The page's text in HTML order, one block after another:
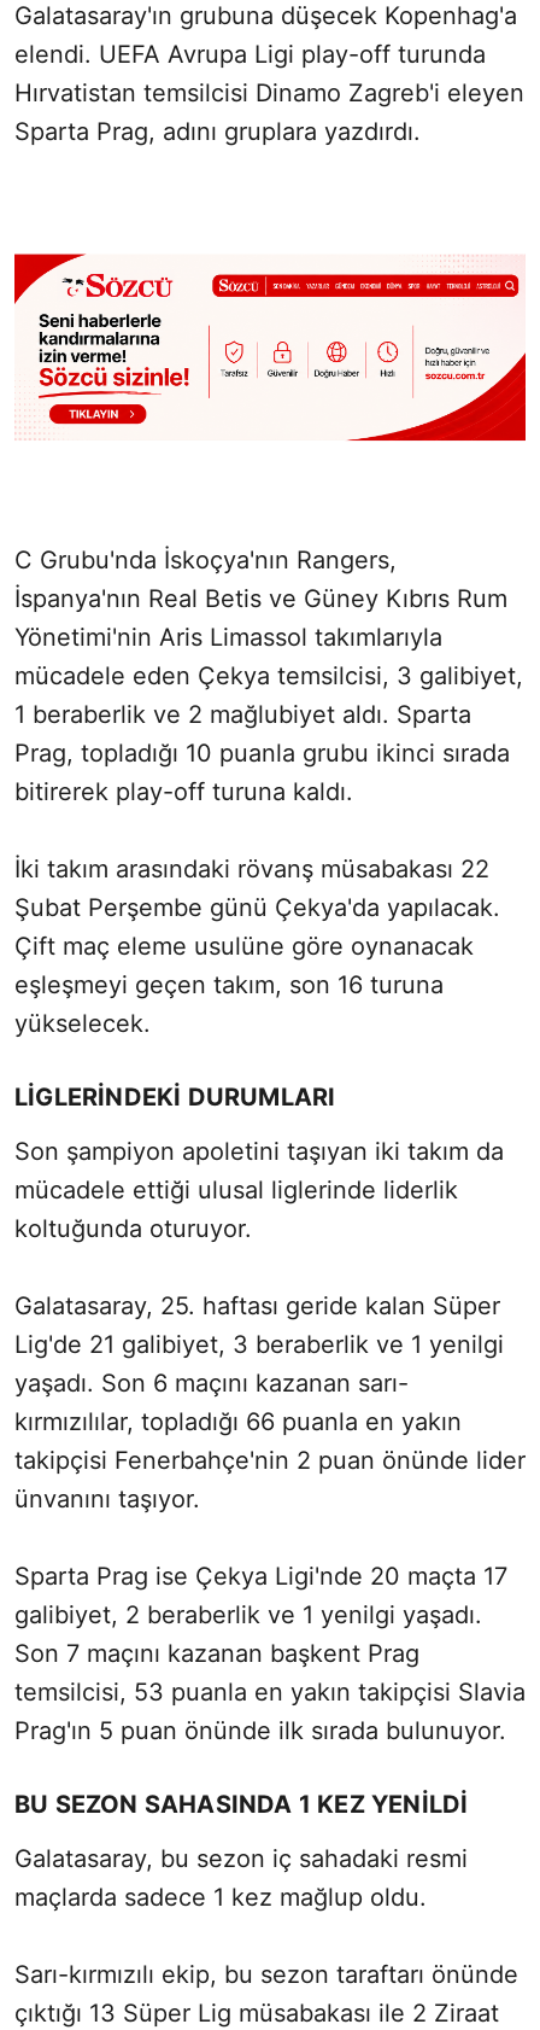
Galatasaray'ın grubuna düşecek Kopenhag'a
elendi. UEFA Avrupa Ligi play-off turunda
Hırvatistan temsilcisi Dinamo Zagreb'i eleyen
Sparta Prag, adını gruplara yazdırdı.
C Grubu'nda İskoçya'nın Rangers,
İspanya'nın Real Betis ve Güney Kıbrıs Rum
Yönetimi'nin Aris Limassol takımlarıyla
mücadele eden Çekya temsilcisi, 3 galibiyet,
1 beraberlik ve 2 mağlubiyet aldı. Sparta
Prag, topladığı 10 puanla grubu ikinci sırada
bitirerek play-off turuna kaldı.
İki takım arasındaki rövanş müsabakası 22
Şubat Perşembe günü Çekya'da yapılacak.
Çift maç eleme usulüne göre oynanacak
eşleşmeyi geçen takım, son 16 turuna
yükselecek.
LİGLERİNDEKİ DURUMLARI
Son şampiyon apoletini taşıyan iki takım da
mücadele ettiği ulusal liglerinde liderlik
koltuğunda oturuyor.
Galatasaray, 25. haftası geride kalan Süper
Lig'de 21 galibiyet, 3 beraberlik ve 1 yenilgi
yaşadı. Son 6 maçını kazanan sarı-
kırmızılılar, topladığı 66 puanla en yakın
takipçisi Fenerbahçe'nin 2 puan önünde lider
ünvanını taşıyor.
Sparta Prag ise Çekya Ligi'nde 20 maçta 17
galibiyet, 2 beraberlik ve 1 yenilgi yaşadı.
Son 7 maçını kazanan başkent Prag
temsilcisi, 53 puanla en yakın takipçisi Slavia
Prag'ın 5 puan önünde ilk sırada bulunuyor.
BU SEZON SAHASINDA 1 KEZ YENİLDİ
Galatasaray, bu sezon iç sahadaki resmi
maçlarda sadece 1 kez mağlup oldu.
Sarı-kırmızılı ekip, bu sezon taraftarı önünde
çıktığı 13 Süper Lig müsabakası ile 2 Ziraat